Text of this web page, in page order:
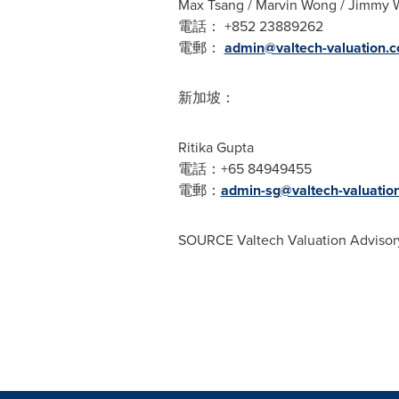
Max Tsang / Marvin Wong / Jimmy
電話： +852 23889262
電郵： admin@valtech-
新加坡：
Ritika Gupta
電話：+65 84949455
電郵： admin-sg@valtech-
SOURCE Valtech Valuation